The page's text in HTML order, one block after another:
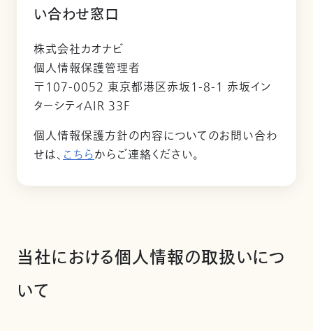
い合わせ窓口
株式会社カオナビ
個人情報保護管理者
〒107-0052 東京都港区赤坂1-8-1 赤坂イン
ターシティAIR 33F
個人情報保護方針の内容についてのお問い合わ
せは、こちらからご連絡ください。
当社における個人情報の取扱いにつ
いて